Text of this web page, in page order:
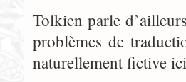
Tolkien parle
problèmes de
naturellement fictive